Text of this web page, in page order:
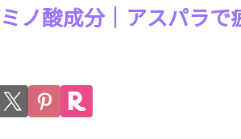
ノ酸成分｜アスパラで